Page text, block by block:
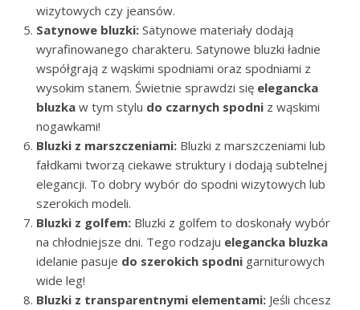
wizytowych czy jeansów.
Satynowe bluzki: Satynowe materiały dodają
wyrafinowanego charakteru. Satynowe bluzki ładnie
współgrają z wąskimi spodniami oraz spodniami z
wysokim stanem. Świetnie sprawdzi się elegancka
bluzka w tym stylu do czarnych spodni z wąskimi
nogawkami!
Bluzki z marszczeniami: Bluzki z marszczeniami lub
fałdkami tworzą ciekawe struktury i dodają subtelnej
elegancji. To dobry wybór do spodni wizytowych lub
szerokich modeli.
Bluzki z golfem: Bluzki z golfem to doskonały wybór
na chłodniejsze dni. Tego rodzaju elegancka bluzka
idelanie pasuje do szerokich spodni garniturowych
wide leg!
Bluzki z transparentnymi elementami: Jeśli chcesz